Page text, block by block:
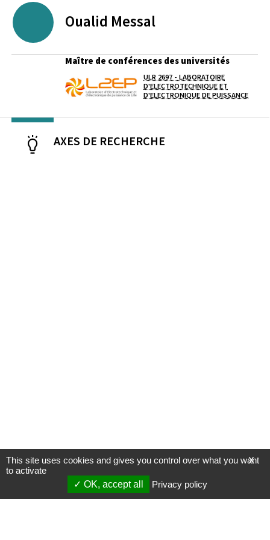
Oualid Messal
Maître de conférences des universités
Laboratoire / équipe
ULR 2697 - LABORATOIRE
D'ELECTROTECHNIQUE ET
D'ELECTRONIQUE DE PUISSANCE
AXES DE RECHERCHE
X
This site uses cookies and gives you control over what you want
to activate
OK, accept all
Privacy policy